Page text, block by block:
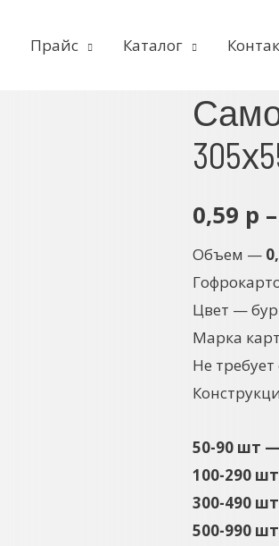
Прайс Каталог
0,59 р –
Объем —
Цвет —
Марка
Не
50-90 шт
100-290
300-490
500-990